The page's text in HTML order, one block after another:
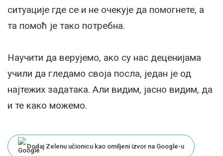
ситуације где се и не очекује да помогнете, а
та помоћ је тако потребна.
Научити да верујемо, ако су нас деценијама
учили да гледамо своја посла, један је од
најтежих задатака. Али видим, јасно видим, да
и те како можемо.
Dodaj Zelenu učionicu kao omiljeni izvor na Google-u